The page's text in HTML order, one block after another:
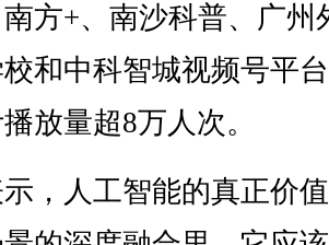
方+、南沙科普、广州
和中科智城视频号平
放量超8万人次。
人工智能的真正价